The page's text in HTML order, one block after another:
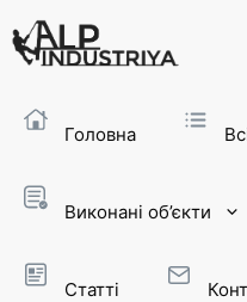
Головна
Виконані об’єкти
Статті